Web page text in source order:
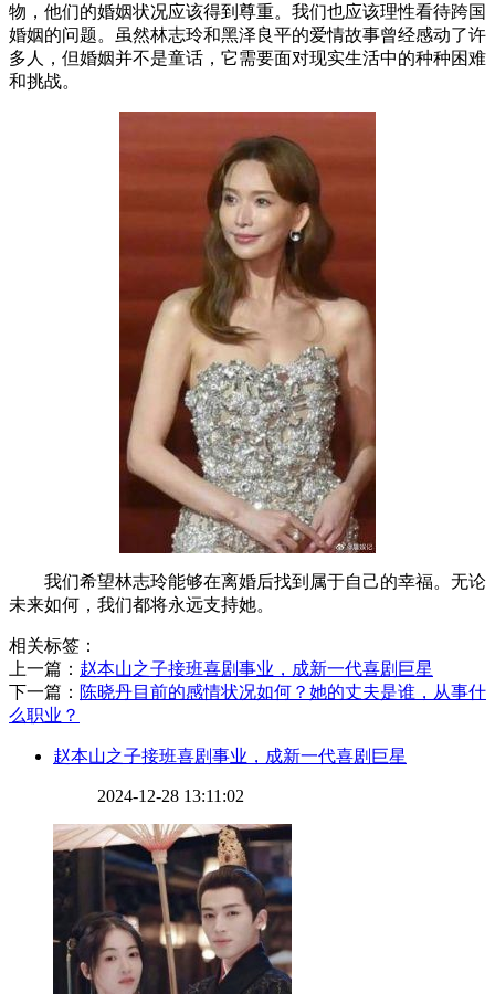
物，他们的婚姻状况应该得到尊重。我们也应该理性看待跨国
婚姻的问题。虽然林志玲和黑泽良平的爱情故事曾经感动了许
多人，但婚姻并不是童话，它需要面对现实生活中的种种困难
和挑战。
我们希望林志玲能够在离婚后找到属于自己的幸福。无论
未来如何，我们都将永远支持她。
相关标签：
上一篇： ​赵本山之子接班喜剧事业，成新一代喜剧巨星
下一篇： ​陈晓丹目前的感情状况如何？她的丈夫是谁，从事什
么职业？
​赵本山之子接班喜剧事业，成新一代喜剧巨星
2024-12-28 13:11:02